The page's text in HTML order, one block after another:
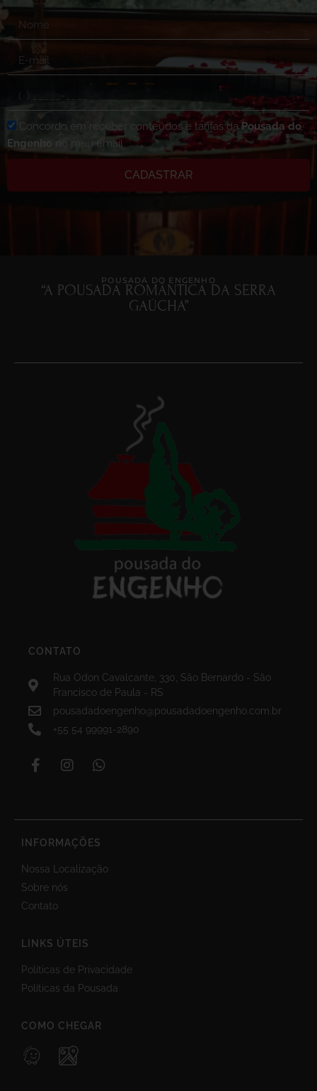
Concordo em receber conteúdos e tarifas daPousada do
Engenho no meu email
CADASTRAR
POUSADA DO ENGENHO
“A POUSADA ROMÂNTICA DA SERRA
GAÚCHA”
CONTATO
Rua Odon Cavalcante, 330, São Bernardo - São
Francisco de Paula - RS
pousadadoengenho@pousadadoengenho.com.br
+55 54 99991-2890
INFORMAÇÕES
Nossa Localização
Sobre nós
Contato
LINKS ÚTEIS
Políticas de Privacidade
Políticas da Pousada
COMO CHEGAR